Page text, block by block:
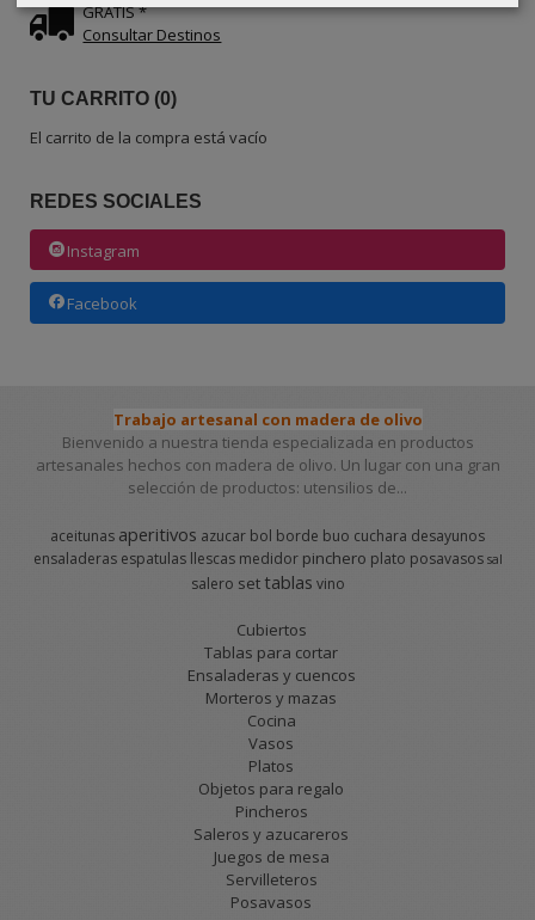
GRATIS *
Consultar Destinos
TU CARRITO (0)
El carrito de la compra está vacío
REDES SOCIALES
Instagram
Facebook
Trabajo artesanal con madera de olivo
Bienvenido a nuestra tienda especializada en productos
artesanales hechos con madera de olivo. Un lugar con una gran
selección de productos: utensilios de...
aceitunas aperitivos azucar bol borde buo cuchara desayunos
ensaladeras espatulas llescas medidor pinchero plato posavasos sal
salero set tablas vino
Cubiertos
Tablas para cortar
Ensaladeras y cuencos
Morteros y mazas
Cocina
Vasos
Platos
Objetos para regalo
Pincheros
Saleros y azucareros
Juegos de mesa
Servilleteros
Posavasos